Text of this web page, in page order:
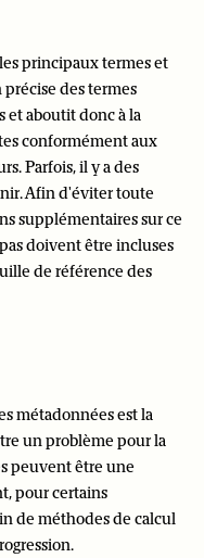
principaux termes et
des termes
et aboutit donc à la
conformément aux
Parfois, il y a des
Afin d'éviter toute
supplémentaires sur ce
doivent être incluses
de référence des
métadonnées est la
un problème pour la
peuvent être une
pour certains
de méthodes de calcul